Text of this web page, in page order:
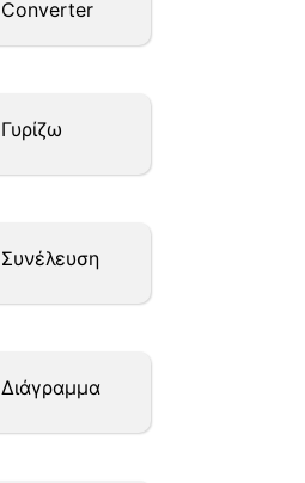
Converter
Γυρίζω
Συνέλευση
Διάγραμμα